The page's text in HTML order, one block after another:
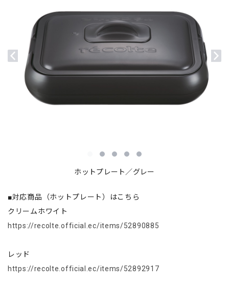
ホットプレート／グレー
■対応商品（ホットプレート）はこちら
クリームホワイト
https://recolte.official.ec/items/52890885
レッド
https://recolte.official.ec/items/52892917